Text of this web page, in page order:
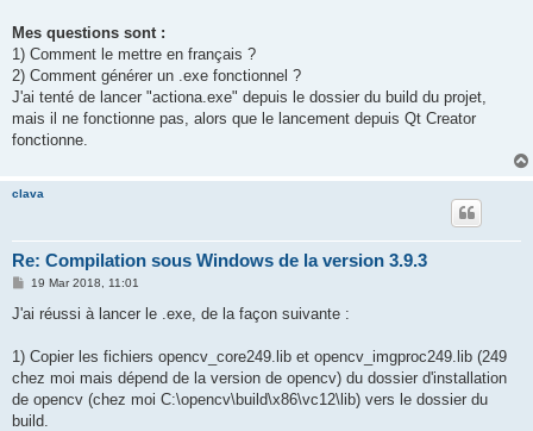
Mes questions sont :
1) Comment le mettre en français ?
2) Comment générer un .exe fonctionnel ?
J'ai tenté de lancer "actiona.exe" depuis le dossier du build du projet,
mais il ne fonctionne pas, alors que le lancement depuis Qt Creator
fonctionne.
clava
Re: Compilation sous Windows de la version 3.9.3
P
s
19 Mar 2018, 11:01
J'ai réussi à lancer le .exe, de la façon suivante :
1) Copier les fichiers opencv_core249.lib et opencv_imgproc249.lib (249
chez moi mais dépend de la version de opencv) du dossier d'installation
de opencv (chez moi C:\opencv\build\x86\vc12\lib) vers le dossier du
build.